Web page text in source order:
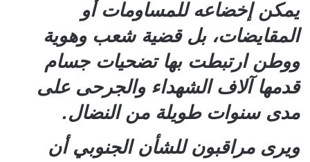
يمكن إخضاعه للمساومات أو
المقايضات، بل قضية شعب وهوية
ووطن ارتبطت بها تضحيات جسام
قدمها آلاف الشهداء والجرحى على
مدى سنوات طويلة من النضال.
ويرى مراقبون للشأن الجنوبي أن